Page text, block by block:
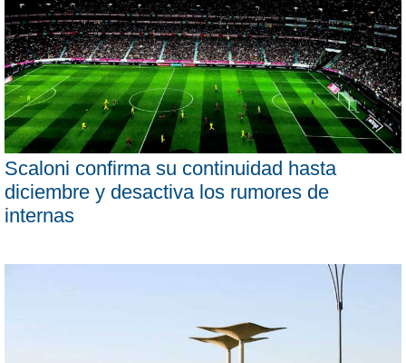
Scaloni confirma su continuidad hasta
diciembre y desactiva los rumores de
internas